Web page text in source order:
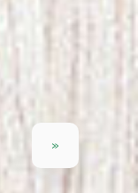
»